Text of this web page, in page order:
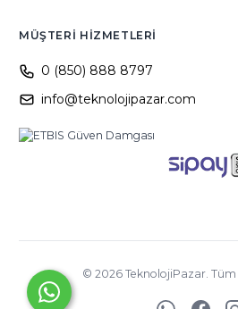
MÜŞTERI HIZMETLERI
0 (850) 888 8797
info@teknolojipazar.com
© 2026 TeknolojiPazar. Tüm